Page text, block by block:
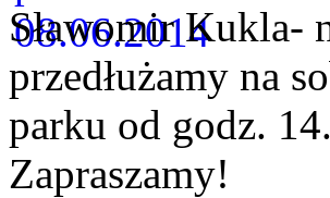
Sławomir Kukla-
przedłużamy na
parku od godz.
Zapraszamy!